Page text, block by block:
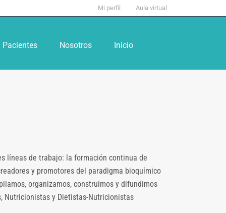
Mi perfil Aula virtual
Pacientes Nosotros Inicio
líneas de trabajo: la formación continua de
y promotores del paradigma bioquímico
organizamos, construimos y difundimos
Nutricionistas y Dietistas-Nutricionistas